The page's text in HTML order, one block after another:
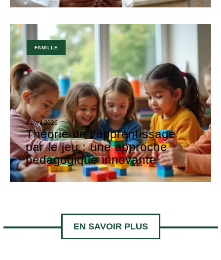
FAMILLE
4 avril 2026
Théorie de l’apprentissage
par le jeu : une approche
pédagogique innovante
EN SAVOIR PLUS